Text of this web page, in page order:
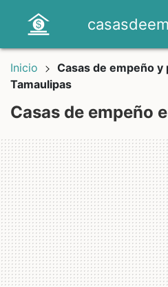
Inicio
Casas de empeño
Tamaulipas
Casas de empeño